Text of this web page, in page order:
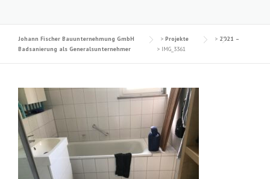
Johann Fischer Bauunternehmung GmbH > Projekte > 2021 –
Badsanierung als Generalsunternehmer
> IMG_3361